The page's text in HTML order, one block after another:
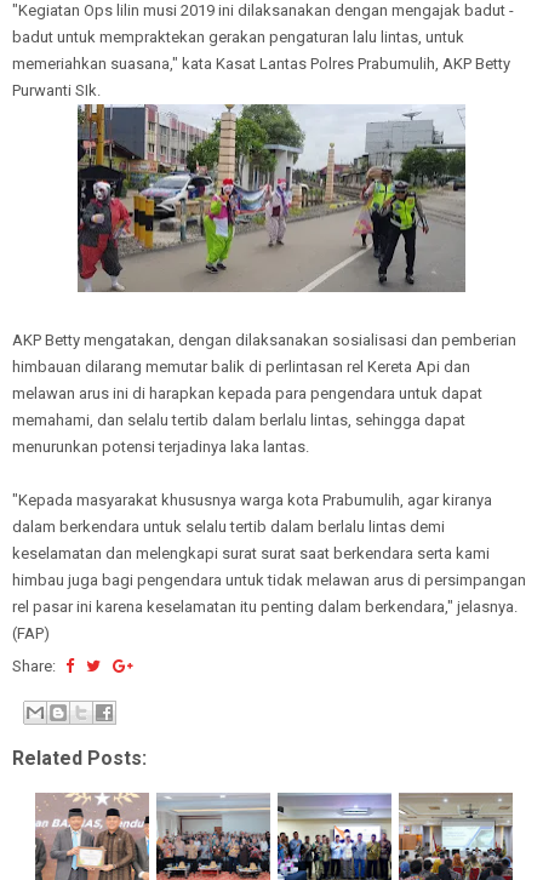
"Kegiatan Ops lilin musi 2019 ini dilaksanakan dengan mengajak badut -
badut untuk mempraktekan gerakan pengaturan lalu lintas, untuk
memeriahkan suasana," kata Kasat Lantas Polres Prabumulih, AKP Betty
Purwanti SIk.
AKP Betty mengatakan, dengan dilaksanakan sosialisasi dan pemberian
himbauan dilarang memutar balik di perlintasan rel Kereta Api dan
melawan arus ini di harapkan kepada para pengendara untuk dapat
memahami, dan selalu tertib dalam berlalu lintas, sehingga dapat
menurunkan potensi terjadinya laka lantas.
"Kepada masyarakat khususnya warga kota Prabumulih, agar kiranya
dalam berkendara untuk selalu tertib dalam berlalu lintas demi
keselamatan dan melengkapi surat surat saat berkendara serta kami
himbau juga bagi pengendara untuk tidak melawan arus di persimpangan
rel pasar ini karena keselamatan itu penting dalam berkendara," jelasnya.
(FAP)
Share:
Related Posts: